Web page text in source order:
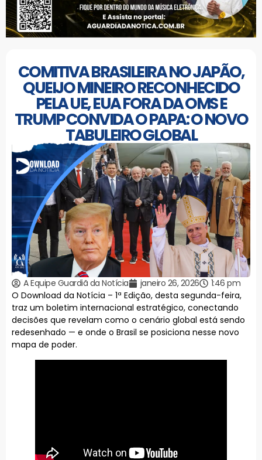
COMITIVA BRASILEIRA NO JAPÃO,
QUEIJO MINEIRO RECONHECIDO
PELA UE, EUA FORA DA OMS E
TRUMP CONVIDA O PAPA: O NOVO
TABULEIRO GLOBAL
A Equipe Guardiã da Notícia janeiro 26, 2026
1:46 pm
O Download da Notícia – 1ª Edição, desta segunda-feira,
traz um boletim internacional estratégico, conectando
decisões que revelam como o cenário global está sendo
redesenhado — e onde o Brasil se posiciona nesse novo
mapa de poder.